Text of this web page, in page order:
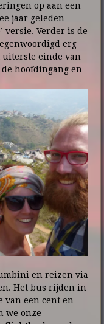
op aan een
jaar geleden
versie. Verder is de
erg
uiterste einde van
hoofdingang en
en reizen via
Het bus rijden in
van een cent en
we onze